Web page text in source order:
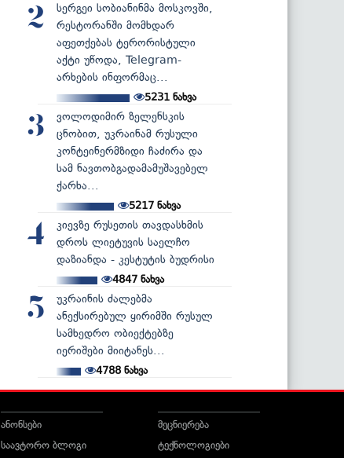
2
სერგეი სობიანინმა მოსკოვში,
რესტორანში მომხდარ
აფეთქებას ტერორისტული
აქტი უწოდა, Telegram-
არხების ინფორმაც...
5231 ნახვა
3
ვოლოდიმირ ზელენსკის
ცნობით, უკრაინამ რუსული
კონტეინერმზიდი ჩაძირა და
სამ ნავთობგადამამუშავებელ
ქარხა...
5217ნახვა
4
კიევზე რუსეთის თავდასხმის
დროს ლიეტუვის საელჩო
დაზიანდა - კესტუტის ბუდრისი
4847ნახვა
5
უკრაინის ძალებმა
ანექსირებულ ყირიმში რუსულ
სამხედრო ობიექტებზე
იერიშები მიიტანეს...
4788 ნახვა
ანონსები
საავტორო ბლოგი
მეცნიერება
ტექნოლოგიები